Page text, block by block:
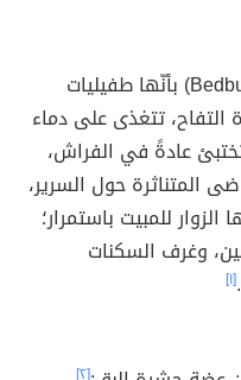
تُعرف حشرة البق (بالإنجليزية: Bedbugs) بأنّها طفيليات
التفاح، تتغذى على دماء
عادةً في الفراش،
المتناثرة حول السرير،
للمبيت باستمرار؛
وغرف السكنات
[١]
[٢]